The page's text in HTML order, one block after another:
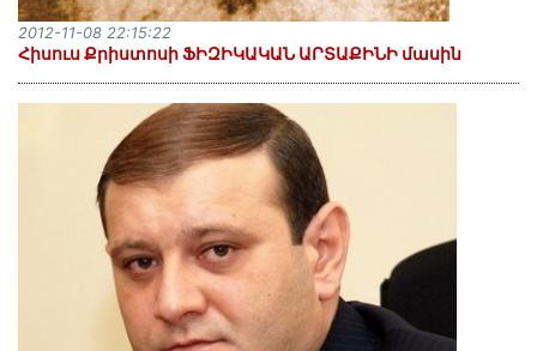
Հիսուս Քրիստոսի ՖԻԶԻԿԱԿԱՆ ԱՐՏԱՔԻՆԻ մասին
2012-11-08 22:15:22